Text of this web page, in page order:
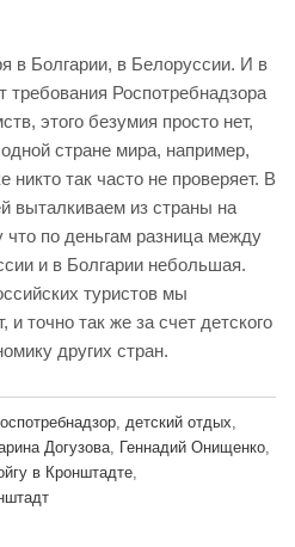
в Болгарии, в Белоруссии. И в
требования Роспотребнадзора
этого безумия просто нет,
стране мира, например,
никто так часто не проверяет. В
выталкиваем из страны на
по деньгам разница между
и в Болгарии небольшая.
туристов мы
и точно так же за счет детского
других стран.
детский отдых
Догузова Геннадий Онищенко
в Кронштадте